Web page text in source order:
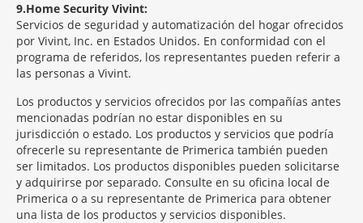
9 Home Security Vivint:
Servicios de seguridad y automatización del hogar ofrecidos
por Vivint, Inc. en Estados Unidos. En conformidad con el
programa de referidos, los representantes pueden referir a
las personas a Vivint.
Los productos y servicios ofrecidos por las compañías antes
mencionadas podrían no estar disponibles en su
jurisdicción o estado. Los productos y servicios que podría
ofrecerle su representante de Primerica también pueden
ser limitados. Los productos disponibles pueden solicitarse
y adquirirse por separado. Consulte en su oficina local de
Primerica o a su representante de Primerica para obtener
una lista de los productos y servicios disponibles.